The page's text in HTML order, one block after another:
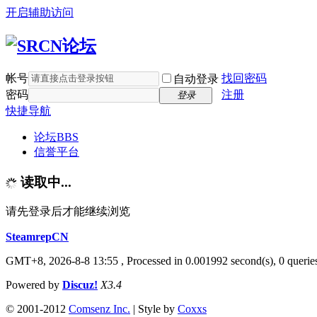
开启辅助访问
帐号 自动登录 找回密码
密码
登录
注册
快捷导航
论坛BBS
信誉平台
读取中...
请先登录后才能继续浏览
SteamrepCN
GMT+8, 2026-8-8 13:55 , Processed in 0.001992 second(s), 0
Powered by Discuz! X3.4
© 2001-2012 Comsenz Inc. | Style by Coxxs